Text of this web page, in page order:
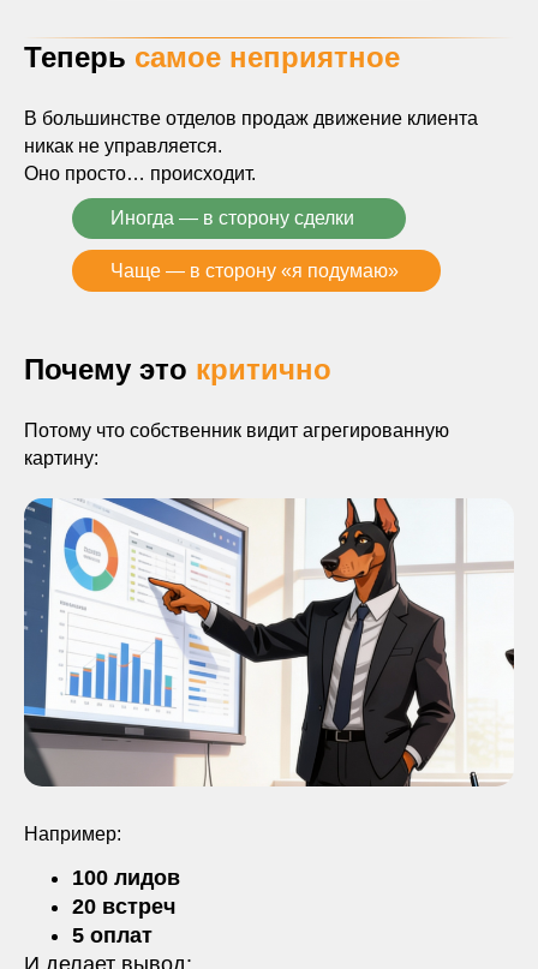
Теперь самое неприятное
В большинстве отделов продаж движение клиента
никак не управляется.
Оно просто… происходит.
Чаще — в сторону «я подумаю»
Иногда — в сторону сделки
Почему это критично
Потому что собственник видит агрегированную
картину:
Например:
100 лидов
20 встреч
5 оплат
И делает вывод: